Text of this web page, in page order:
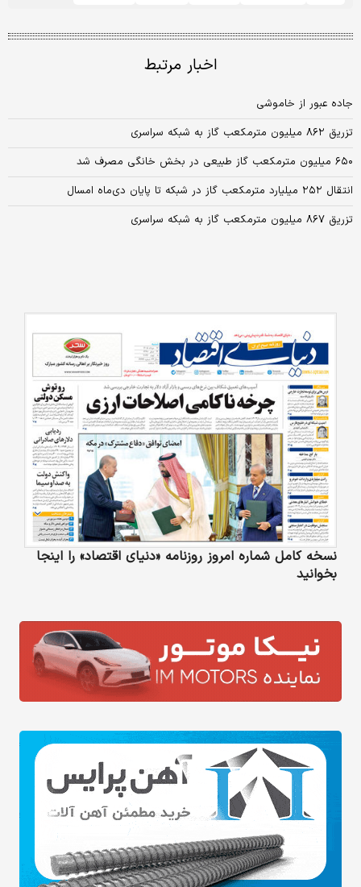
اخبار مرتبط
جاده عبور از خاموشی
تزریق ۸۶۲ میلیون مترمکعب گاز به شبکه سراسری
۶۵۰ میلیون مترمکعب گاز طبیعی در بخش خانگی مصرف شد
انتقال ۲۵۲ میلیارد مترمکعب گاز در شبکه تا پایان دی‌ماه امسال
تزریق ۸۶۷ میلیون مترمکعب گاز به شبکه سراسری
نسخه کامل شماره امروز روزنامه «دنیای‌ اقتصاد» را اینجا
بخوانید